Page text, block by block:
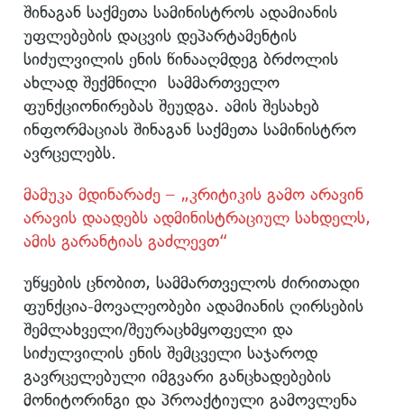
შინაგან საქმეთა სამინისტროს ადამიანის
უფლებების დაცვის დეპარტამენტის
სიძულვილის ენის წინააღმდეგ ბრძოლის
ახლად შექმნილი სამმართველო
ფუნქციონირებას შეუდგა. ამის შესახებ
ინფორმაციას შინაგან საქმეთა სამინისტრო
ავრცელებს.
მამუკა მდინარაძე – „კრიტიკის გამო არავინ
არავის დაადებს ადმინისტრაციულ სახდელს,
ამის გარანტიას გაძლევთ“
უწყების ცნობით, სამმართველოს ძირითადი
ფუნქცია-მოვალეობები ადამიანის ღირსების
შემლახველი/შეურაცხმყოფელი და
სიძულვილის ენის შემცველი საჯაროდ
გავრცელებული იმგვარი განცხადებების
მონიტორინგი და პროაქტიული გამოვლენა